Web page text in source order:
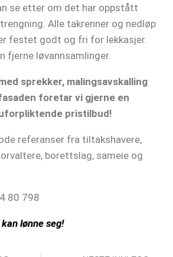
se etter om det har oppstått
Alle takrenner og nedløp
festet godt og fri for lekkasjer.
fjerne løvannsamlinger.
sprekker, malingsavskalling
foretar vi gjerne en
pristilbud!
referanser fra tiltakshavere,
borettslag, sameie og
80 798
lønne seg!